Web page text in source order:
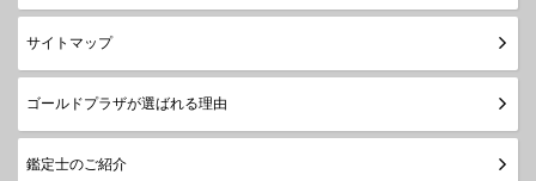
サイトマップ
ゴールドプラザが選ばれる理由
鑑定士のご紹介